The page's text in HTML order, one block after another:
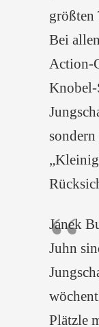
größten
Bei
Action-
Knobel-
Janek
Juhn
Plätzle